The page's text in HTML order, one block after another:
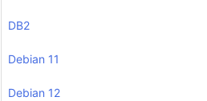
DB2
Debian 11
Debian 12